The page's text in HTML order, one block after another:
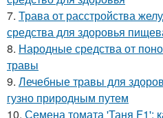
7. Трава от расстройства
средства для здоровья
8. Народные средства от
травы
9. Лечебные травы для
гузно природным путем
10. Семена томата 'Таня F1':